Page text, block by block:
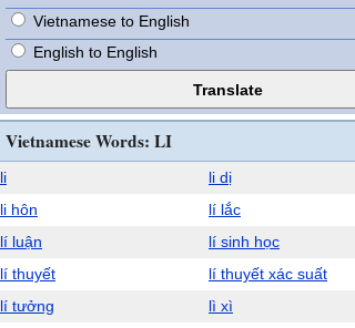
Vietnamese to English
English to English
Vietnamese Words: LI
li li dị
li hôn
lí lắc
lí luận
lí sinh học
lí thuyết
lí thuyết xác suất
lí tưởng
lì xì